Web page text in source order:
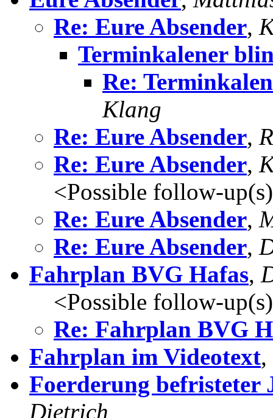
Re: Eure Absender,
Terminkalener
Re:
Klang
Re: Eure Absender,
Re: Eure Absender,
<Possible follow-
Re: Eure Absender,
Re: Eure Absender,
Fahrplan BVG Hafas,
<Possible follow-
Re: Fahrplan BVG
Fahrplan im Videotext,
Foerderung befristeter
Dietrich